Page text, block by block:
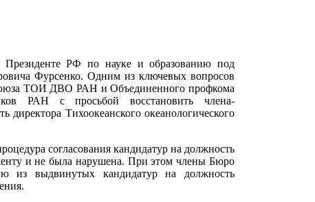
Президенте РФ по науке и образованию под
Фурсенко. Одним из ключевых вопросов
ТОИ ДВО РАН и Объединенного профкома
РАН с просьбой восстановить члена-
Тихоокеанского океанологического
согласования кандидатур на должность
и не была нарушена. При этом члены Бюро
из выдвинутых кандидатур на должность